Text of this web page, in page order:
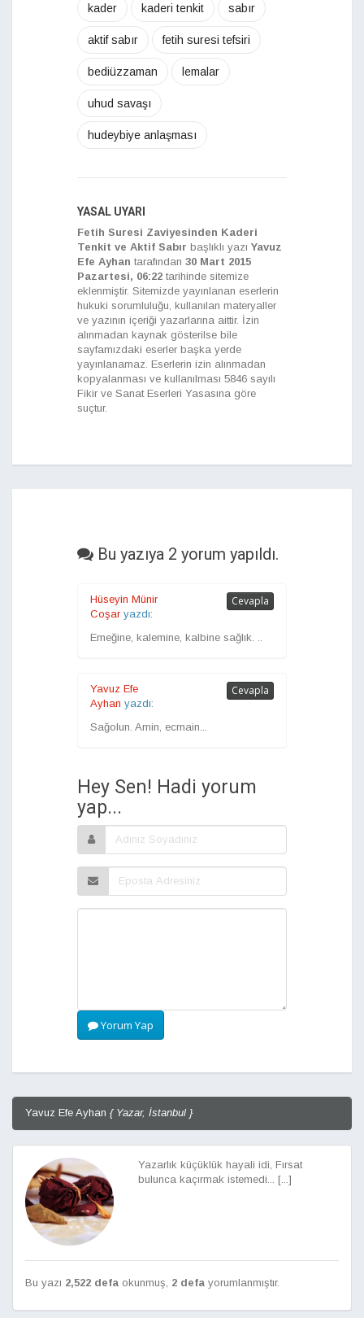
kader kaderi tenkit sabır
aktif sabır fetih suresi tefsiri
bediüzzaman lemalar
uhud savaşı
hudeybiye anlaşması
YASAL UYARI
Fetih Suresi Zaviyesinden Kaderi
Tenkit ve Aktif Sabır başlıklı yazı Yavuz
Efe Ayhan tarafından 30 Mart 2015
Pazartesi, 06:22 tarihinde sitemize
eklenmiştir. Sitemizde yayınlanan eserlerin
hukuki sorumluluğu, kullanılan materyaller
ve yazının içeriği yazarlarına aittir. İzin
alınmadan kaynak gösterilse bile
sayfamızdaki eserler başka yerde
yayınlanamaz. Eserlerin izin alınmadan
kopyalanması ve kullanılması 5846 sayılı
Fikir ve Sanat Eserleri Yasasına göre
suçtur.
Bu yazıya 2 yorum yapıldı.
Hüseyin Münir
Coşar yazdı:
Cevapla
Emeğine, kalemine, kalbine sağlık. ..
Yavuz Efe
Ayhan yazdı:
Cevapla
Sağolun. Amin, ecmain...
Hey Sen! Hadi yorum
yap...
Yorum Yap
Yavuz Efe Ayhan { Yazar, İstanbul }
Yazarlık küçüklük hayali idi, Fırsat
bulunca kaçırmak istemedi... [...]
Bu yazı 2,522 defa okunmuş, 2 defa yorumlanmıştır.